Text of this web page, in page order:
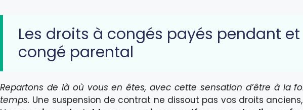
Les droits à congés payés pendant
congé parental
Repartons de là où vous en êtes, avec cette sensation d’être à la
temps. Une suspension de contrat ne dissout pas vos droits